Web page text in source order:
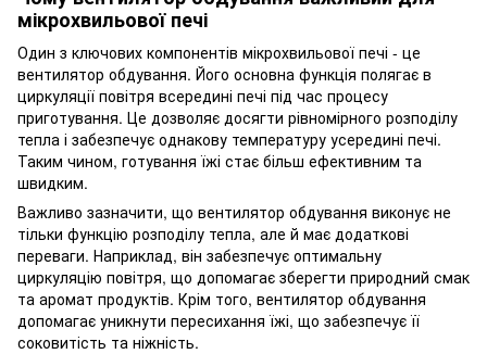
мікрохвильової печі
Один з ключових компонентів мікрохвильової печі - це
вентилятор обдування. Його основна функція полягає в
циркуляції повітря всередині печі під час процесу
приготування. Це дозволяє досягти рівномірного розподілу
тепла і забезпечує однакову температуру усередині печі.
Таким чином, готування їжі стає більш ефективним та
швидким.
Важливо зазначити, що вентилятор обдування виконує не
тільки функцію розподілу тепла, але й має додаткові
переваги. Наприклад, він забезпечує оптимальну
циркуляцію повітря, що допомагає зберегти природний смак
та аромат продуктів. Крім того, вентилятор обдування
допомагає уникнути пересихання їжі, що забезпечує її
соковитість та ніжність.